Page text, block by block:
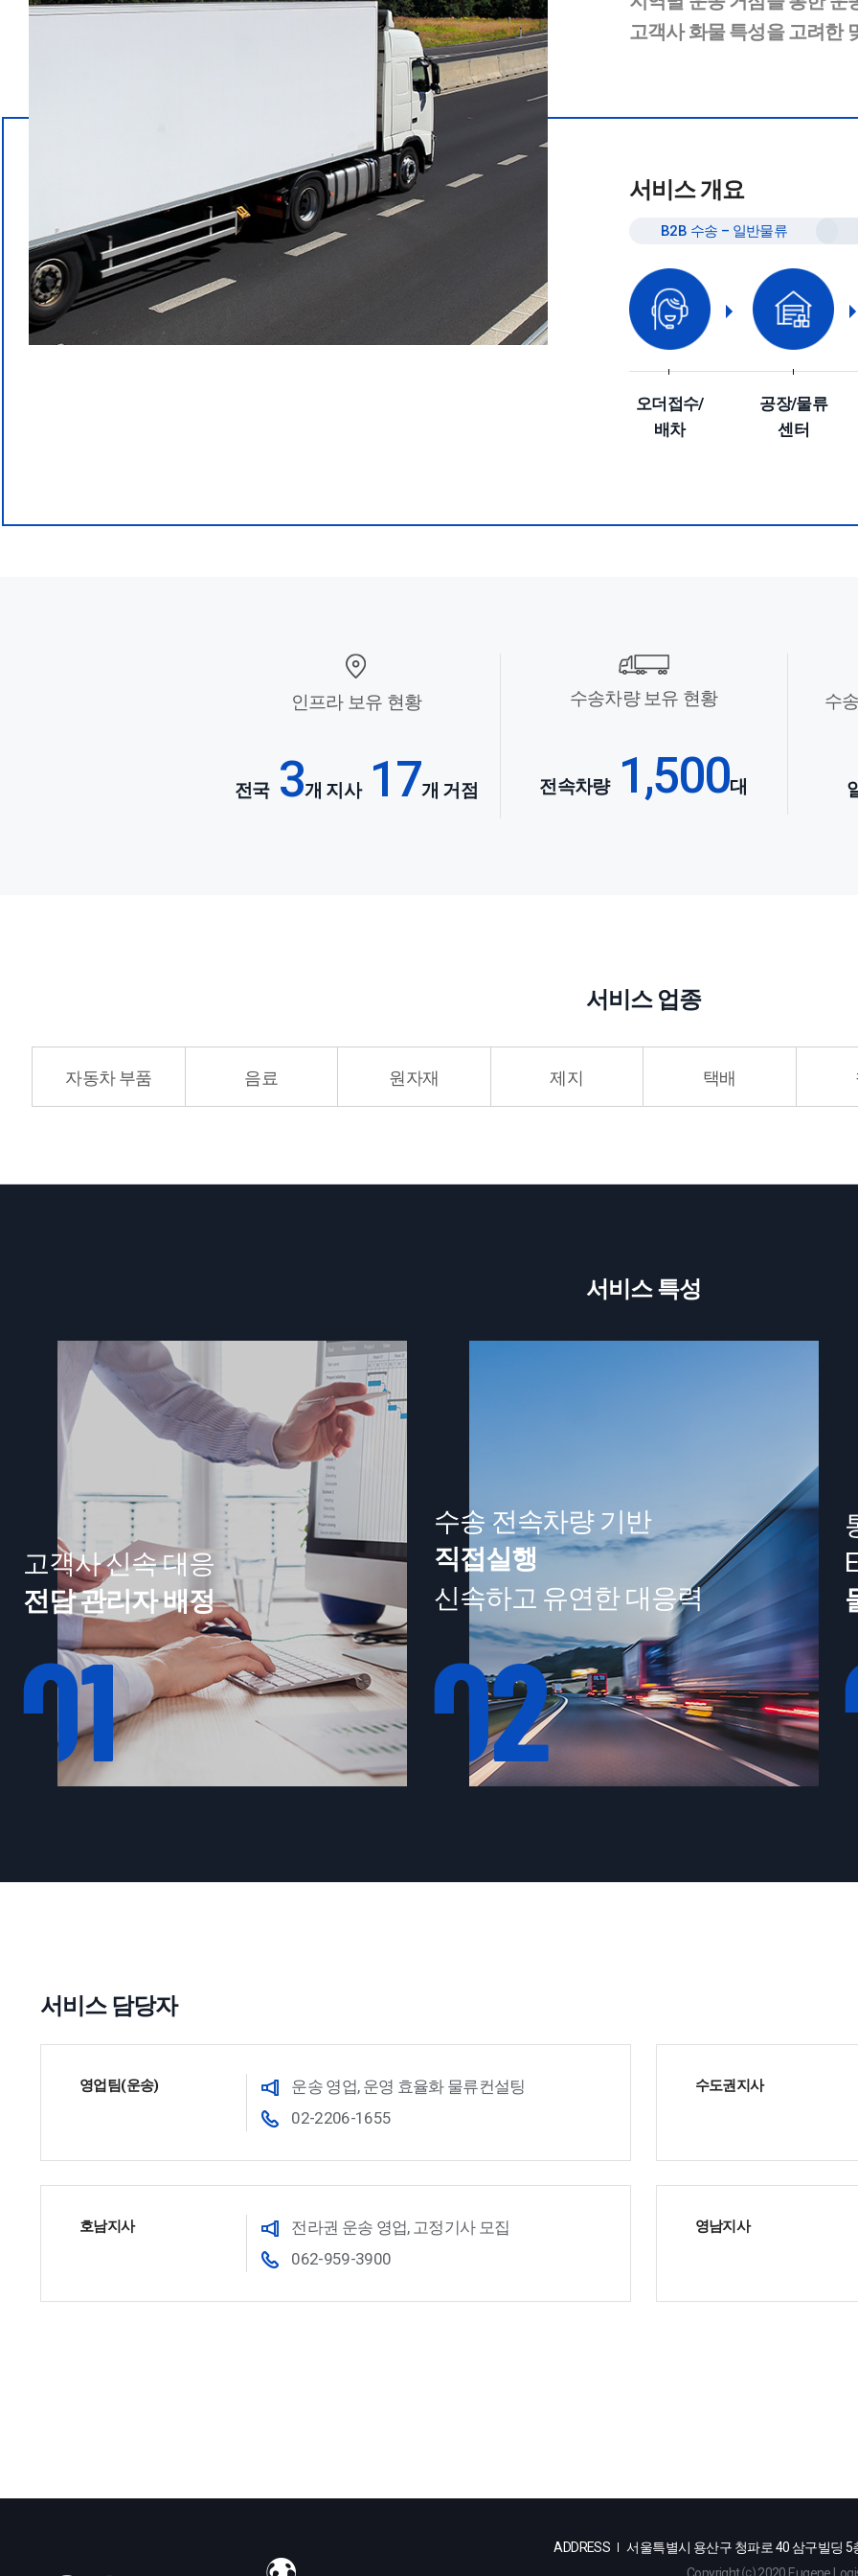
고객사 화물 특성을 고려한
서비스 개요
B2B 수송 – 일반물류
오더접수/
배차
공장/물류
센터
인프라 보유 현황
전국 3개 지사 17개 거점
수송차량 보유 현황
전속차량 1,500대
수
서비스 업종
자동차 부품 음료 원자재 제지 택배
서비스 특성
고객사 신속 대응
전담 관리자 배정
수송 전속차량 기반
직접실행
신속하고 유연한 대응력
서비스 담당자
영업팀(운송)
운송 영업, 운영 효율화 물류컨설팅
02-2206-1655
수도권지사
호남지사
전라권 운송 영업, 고정기사 모집
062-959-3900
영남지사
ADDRESS 서울특별시 용산구 청파로 40 삼구빌딩 5